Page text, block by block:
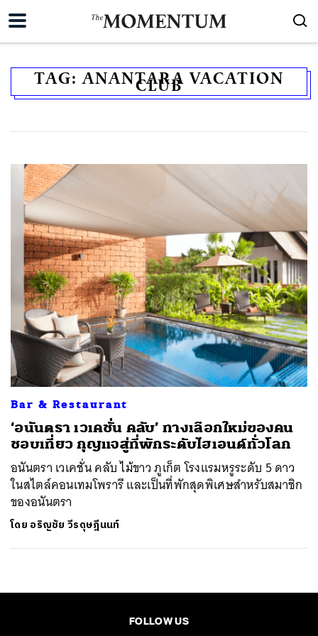
TAG:ANANTARA VACATION
CLUB
Bar & Restaurant
‘อนันตรา เวเคชั่น คลับ’ ทางเลือกใหม่ของคน
ชอบเที่ยว กุญแจสู่ที่พักระดับไฮเอนด์ทั่วโลก
อนันตรา เวเคชั่น คลับ ไม้ขาว ภูเก็ต โรงแรมหรูระดับ 5 ดาว
ในสไตล์คอนเทมโพรารี และเป็นที่พักสุดพิเศษสำหรับสมาชิก
ของอนันตรา
โดย อริญชัย วีรดุษฎีนนท์
FOLLOW US
ค้นหา
SHARE TWEET LINE EMAIL